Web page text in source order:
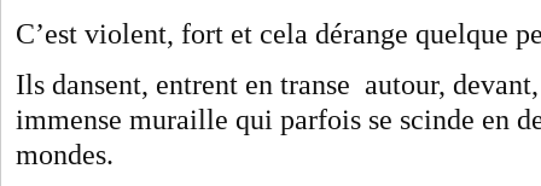
C’est violent, fort et cela dérange quelque
Ils dansent, entrent en transe autour,
immense muraille qui parfois se scinde en
mondes.